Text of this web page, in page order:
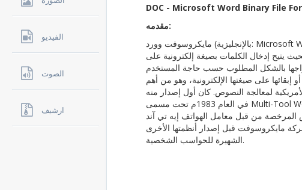
الفيديو
الصوت
ارشيف
DOC - Microsoft Word Binary File
مقدمه:
مايكروسوفت وورد (بالإنجليزية: Microsoft Word)‏ هو أحد البرامج الموفرة ضمن حزمة
يتيح إدخال الكلمات بصيغة إلكترونية على
بالشكل المطلوب حسب حاجة المستخدم
على صيغتها الإلكترونية، وهو من أهم
لمعالجة النصوص. كان أول إصدار منه
في العام 1983م تحت مسمى Multi-Tool Word وكان هذا البرنامج مخصص لنظام
من قبل معامل الهواتف إيه تي آند
مايكروسوفت قبل إصدار أنظمتها الأخرى
الشهيرة للحواسب الشخصية.